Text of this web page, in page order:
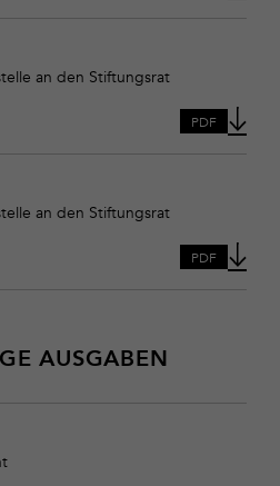
an den Stiftungsrat
PDF
an den Stiftungsrat
PDF
AUSGABEN